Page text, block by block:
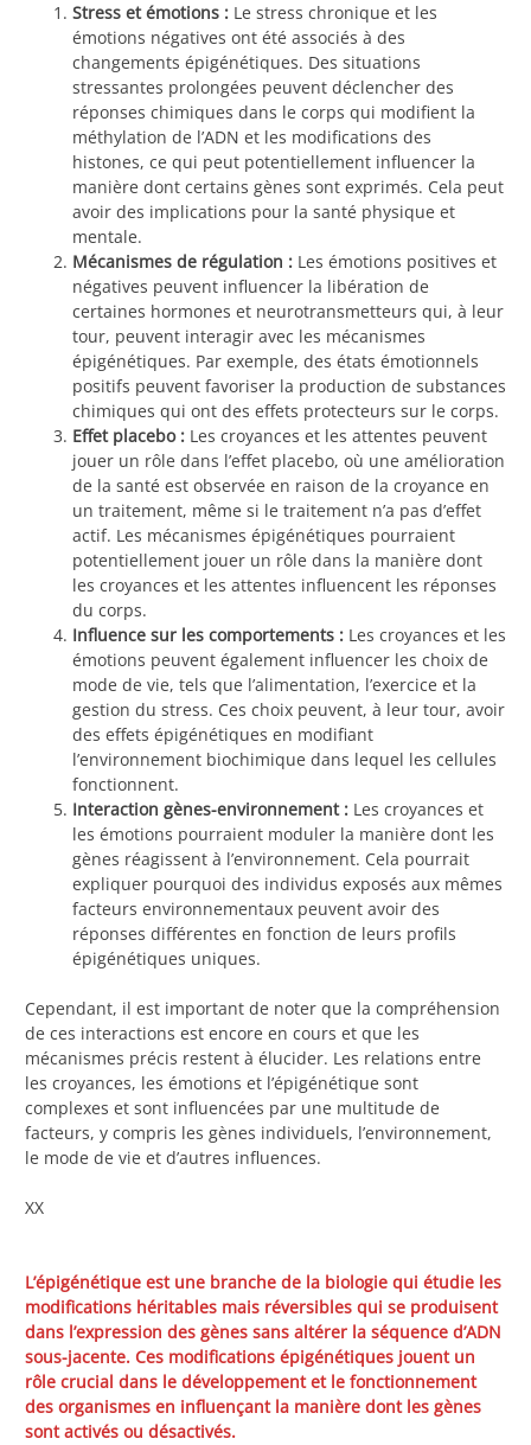
Stress et émotions : Le stress chronique et les
émotions négatives ont été associés à des
changements épigénétiques. Des situations
stressantes prolongées peuvent déclencher des
réponses chimiques dans le corps qui modifient la
méthylation de l’ADN et les modifications des
histones, ce qui peut potentiellement influencer la
manière dont certains gènes sont exprimés. Cela peut
avoir des implications pour la santé physique et
mentale.
Mécanismes de régulation : Les émotions positives et
négatives peuvent influencer la libération de
certaines hormones et neurotransmetteurs qui, à leur
tour, peuvent interagir avec les mécanismes
épigénétiques. Par exemple, des états émotionnels
positifs peuvent favoriser la production de substances
chimiques qui ont des effets protecteurs sur le corps.
Effet placebo : Les croyances et les attentes peuvent
jouer un rôle dans l’effet placebo, où une amélioration
de la santé est observée en raison de la croyance en
un traitement, même si le traitement n’a pas d’effet
actif. Les mécanismes épigénétiques pourraient
potentiellement jouer un rôle dans la manière dont
les croyances et les attentes influencent les réponses
du corps.
Influence sur les comportements : Les croyances et les
émotions peuvent également influencer les choix de
mode de vie, tels que l’alimentation, l’exercice et la
gestion du stress. Ces choix peuvent, à leur tour, avoir
des effets épigénétiques en modifiant
l’environnement biochimique dans lequel les cellules
fonctionnent.
Interaction gènes-environnement : Les croyances et
les émotions pourraient moduler la manière dont les
gènes réagissent à l’environnement. Cela pourrait
expliquer pourquoi des individus exposés aux mêmes
facteurs environnementaux peuvent avoir des
réponses différentes en fonction de leurs profils
épigénétiques uniques.
Cependant, il est important de noter que la compréhension
de ces interactions est encore en cours et que les
mécanismes précis restent à élucider. Les relations entre
les croyances, les émotions et l’épigénétique sont
complexes et sont influencées par une multitude de
facteurs, y compris les gènes individuels, l’environnement,
le mode de vie et d’autres influences.
XX
L’épigénétique est une branche de la biologie qui étudie les
modifications héritables mais réversibles qui se produisent
dans l’expression des gènes sans altérer la séquence d’ADN
sous-jacente. Ces modifications épigénétiques jouent un
rôle crucial dans le développement et le fonctionnement
des organismes en influençant la manière dont les gènes
sont activés ou désactivés.